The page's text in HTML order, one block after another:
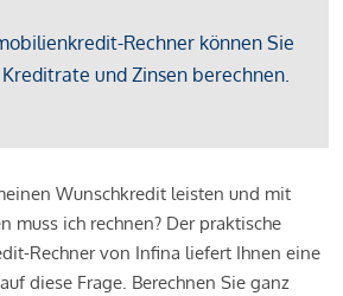
Wunschkredit leisten und mit
muss ich rechnen? Der praktische
Rechner von Infina liefert Ihnen eine
diese Frage. Berechnen Sie ganz